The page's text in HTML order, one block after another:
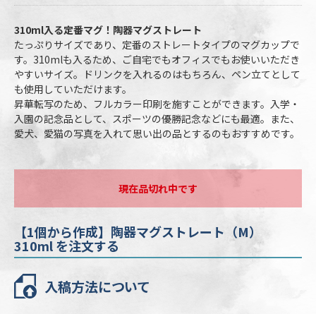
【1個から作成】陶器マグストレート
（M） 310mlの商品仕様
品番
TS-0872-044
容量
310ml
本体カラー
ホワイト
最小ロット
1個
【1個から作成】陶器マグストレート
（M） 310mlの名入れ仕様
名入れ方法
昇華転写
310ml入る定番マグ！陶器マグストレート
たっぷりサイズであり、定番のストレートタイプのマグカップで
す。310mlも入るため、ご自宅でもオフィスでもお使いいただき
やすいサイズ。ドリンクを入れるのはもちろん、ペン立てとして
も使用していただけます。
昇華転写のため、フルカラー印刷を施すことができます。入学・
入園の記念品として、スポーツの優勝記念などにも最適。また、
愛犬、愛猫の写真を入れて思い出の品とするのもおすすめです。
現在品切れ中です
【1個から作成】陶器マグストレート（M）
310ml を注文する
入稿方法について